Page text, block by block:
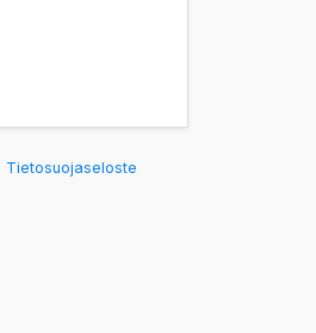
Tietosuojaseloste